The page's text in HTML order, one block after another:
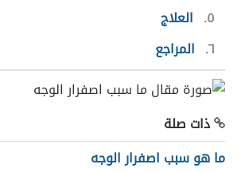
٥
العلاج
٦ المراجع
ذات صلة
ما هو سبب اصفرار الوجه